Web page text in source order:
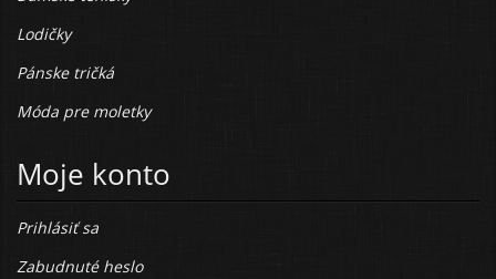
Lodičky
Pánske tričká
Móda pre moletky
Moje konto
Prihlásiť sa
Zabudnuté heslo